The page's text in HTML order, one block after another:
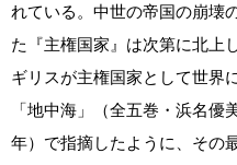
れている。中世の帝国の崩壊
た『主権国家』は次第に北上
ギリスが主権国家として世界
「地中海」（全五巻・浜名
年）で指摘したように、その